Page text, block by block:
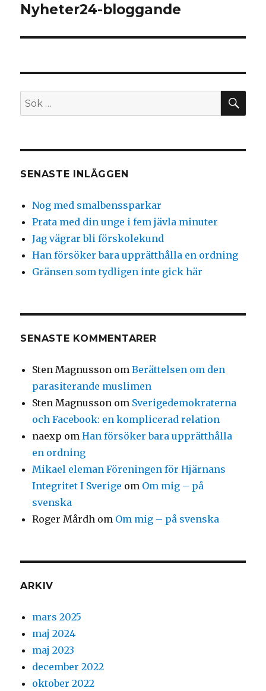
Nyheter24-bloggande
Sök
efter:
SENASTE INLÄGGEN
Nog med smalbenssparkar
Prata med din unge i fem jävla minuter
Jag vägrar bli förskolekund
Han försöker bara upprätthålla en ordning
Gränsen som tydligen inte gick här
SENASTE KOMMENTARER
Sten Magnusson omBerättelsen om den
parasiterande muslimen
Sten Magnusson om Sverigedemokraterna
och Facebook: en komplicerad relation
naexp omHan försöker bara upprätthålla
en ordning
Mikael eleman Föreningen för Hjärnans
Integritet I Sverige om Om mig – på
svenska
Roger Mårdh om Om mig – på svenska
ARKIV
mars 2025
maj 2024
maj 2023
december 2022
oktober 2022